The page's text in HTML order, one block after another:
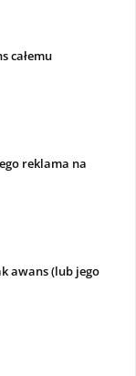
całemu
reklama na
awans (lub jego